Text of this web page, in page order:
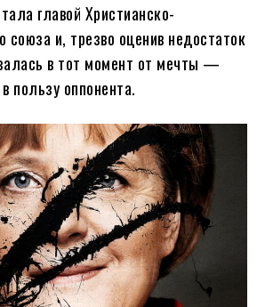
главой Христианско-
союза и, трезво оценив недостаток
в тот момент от мечты —
пользу оппонента.